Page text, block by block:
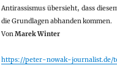
Antirassismus übersieht, dass
die Grundlagen abhanden kommen.
VonMarek Winter
https://peter-nowak-journalist.de/